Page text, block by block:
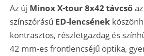
Az új Minox X-tour 8x42 távcső
színszórású ED-lencsének
kontrasztos, részletgazdag és
42 mm-es frontlencséjű optika,